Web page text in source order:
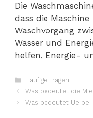
Die
dass die
Waschvorgang
Wasser und
helfen, Energie-
Kategorien
Häufige Fragen
Was bedeutet die
Was bedeutet Ue bei